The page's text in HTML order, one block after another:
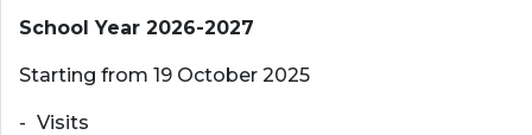
School Year 2026-2027
Starting from 19 October 2025
Visits